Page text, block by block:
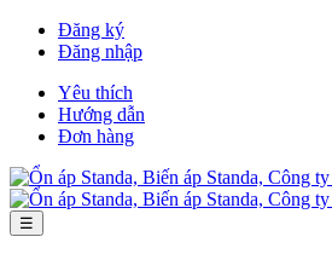
Đăng ký
Đăng nhập
Yêu thích
Hướng dẫn
Đơn hàng
☰